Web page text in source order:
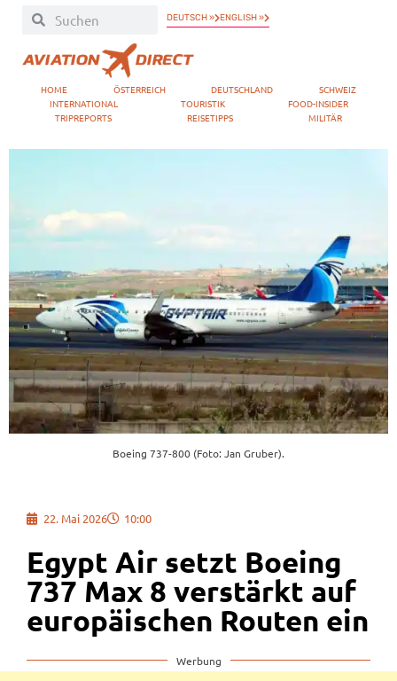
DEUTSCH » ENGLISH »
HOME ÖSTERREICH DEUTSCHLAND
SCHWEIZ
INTERNATIONAL
TOURISTIK
FOOD-INSIDER
TRIPREPORTS
REISETIPPS MILITÄR
Boeing 737-800 (Foto: Jan Gruber).
22. Mai 2026 10:00
Egypt Air setzt Boeing
737 Max 8 verstärkt auf
europäischen Routen ein
Werbung